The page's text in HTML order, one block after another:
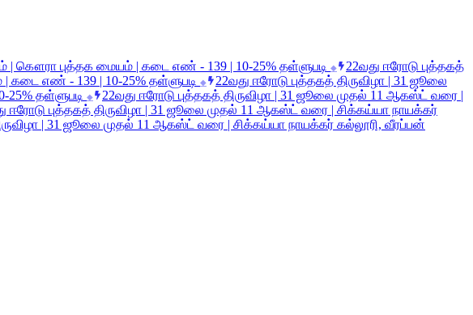
| கௌரா புத்தக மையம் | கடை எண் - 139 | 10-25% தள்ளுபடி ◆
22வது ஈரோடு புத்தகத்
கடை எண் - 139 | 10-25% தள்ளுபடி ◆
22வது ஈரோடு புத்தகத் திருவிழா | 31 ஜூலை
தள்ளுபடி ◆
22வது ஈரோடு புத்தகத் திருவிழா | 31 ஜூலை முதல் 11 ஆகஸ்ட் வரை |
ஈரோடு புத்தகத் திருவிழா | 31 ஜூலை முதல் 11 ஆகஸ்ட் வரை | சிக்கய்யா நாயக்கர்
| 31 ஜூலை முதல் 11 ஆகஸ்ட் வரை | சிக்கய்யா நாயக்கர் கல்லூரி, வீரப்பன்